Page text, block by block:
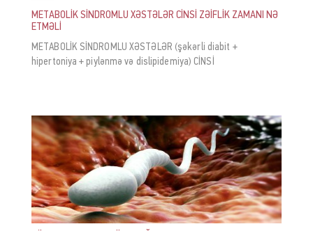
METABOLİK SİNDROMLU XƏSTƏLƏR CİNSİ ZƏİFLİK ZAMANI NƏ
ETMƏLİ
METABOLİK SİNDROMLU XƏSTƏLƏR (şəkərli diabit +
hipertoniya + piylənmə və dislipidemiya) CİNSİ